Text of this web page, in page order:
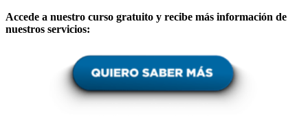
Accede a nuestro curso gratuito y recibe más información de
nuestros servicios: